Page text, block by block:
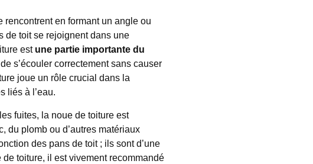
en formant un angle ou
de toit se rejoignent dans une
est une partie importante du
s’écouler correctement sans causer
joue un rôle crucial dans la
liés à l’eau.
fuites, la noue de toiture est
du plomb ou d’autres matériaux
des pans de toit ; ils sont d’une
toiture, il est vivement recommandé